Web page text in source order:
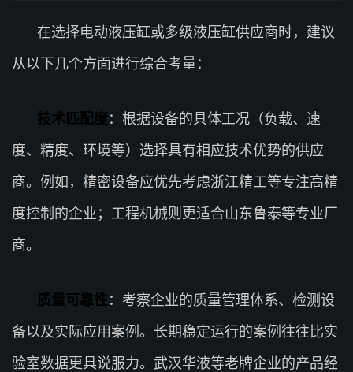
在选择电动液压缸或多级液压缸供应商时，建议
从以下几个方面进行综合考量：
技术匹配度：根据设备的具体工况（负载、速
度、精度、环境等）选择具有相应技术优势的供应
商。例如，精密设备应优先考虑浙江精工等专注高精
度控制的企业；工程机械则更适合山东鲁泰等专业厂
商。
质量可靠性：考察企业的质量管理体系、检测设
备以及实际应用案例。长期稳定运行的案例往往比实
验室数据更具说服力。武汉华液等老牌企业的产品经